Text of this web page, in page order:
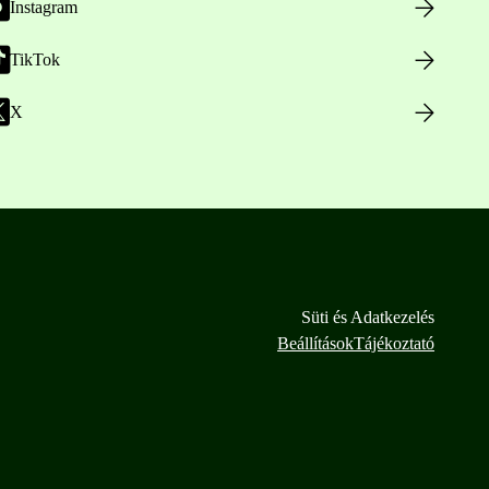
Instagram
TikTok
X
Süti és Adatkezelés
BeállításokTájékoztató